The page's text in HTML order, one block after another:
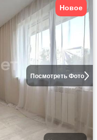
Посмотреть Фото
Новое